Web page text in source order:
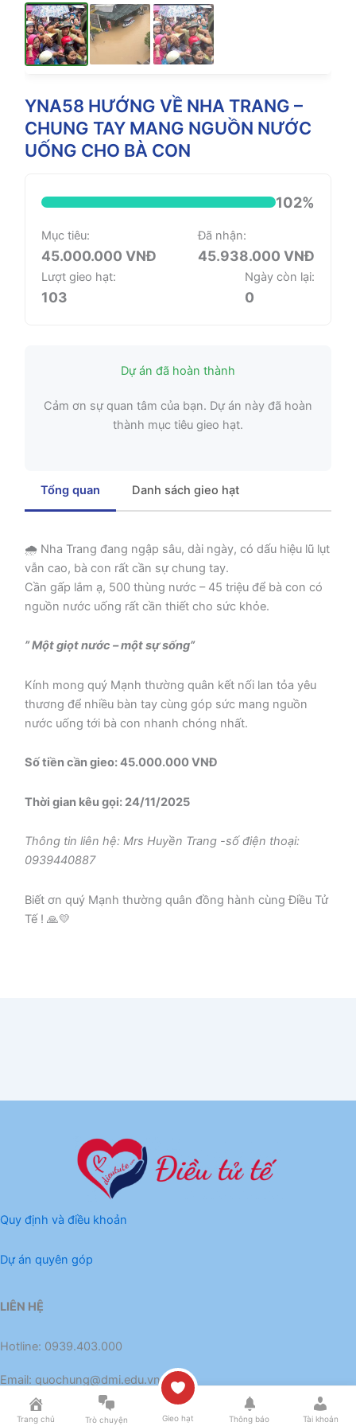
YNA58 HƯỚNG VỀ NHA TRANG –
CHUNG TAY MANG NGUỒN NƯỚC
UỐNG CHO BÀ CON
102%
Mục tiêu:
45.000.000 VNĐ
Đã nhận:
45.938.000 VNĐ
Lượt gieo hạt:
103
Ngày còn lại:
0
Dự án đã hoàn thành
Cảm ơn sự quan tâm của bạn. Dự án này đã hoàn
thành mục tiêu gieo hạt.
Tổng quan Danh sách gieo hạt
🌧 Nha Trang đang ngập sâu, dài ngày, có dấu hiệu lũ lụt
vẫn cao, bà con rất cần sự chung tay.
Cần gấp lắm ạ, 500 thùng nước – 45 triệu để bà con có
nguồn nước uống rất cần thiết cho sức khỏe.
” Một giọt nước – một sự sống”
Kính mong quý Mạnh thường quân kết nối lan tỏa yêu
thương để nhiều bàn tay cùng góp sức mang nguồn
nước uống tới bà con nhanh chóng nhất.
Số tiền cần gieo: 45.000.000 VNĐ
Thời gian kêu gọi: 24/11/2025
Thông tin liên hệ: Mrs Huyền Trang -số điện thoại:
0939440887
Biết ơn quý Mạnh thường quân đồng hành cùng Điều Tử
Tế ! 🙏💛
Quy định và điều khoản
Dự án quyên góp
LIÊN HỆ
Hotline: 0939.403.000
Email: quochung@dmi.edu.vn
Trang chủ Trò chuyện Gieo hạt Thông báo Tài khoản